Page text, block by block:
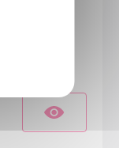
12 ans